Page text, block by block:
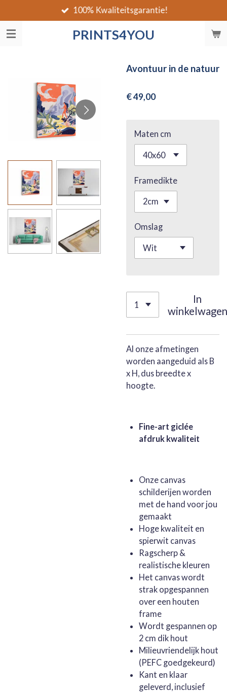
direct
naar
PRINTS4YOU
100% Kwaliteitsgarantie!
Avontuur in de natuur
€ 49,00
Maten cm
Framedikte
Omslag
In
winkelwagen
Al onze afmetingen
worden aangeduid als B
x H, dus breedte x
hoogte.
Fine-art giclée
afdruk kwaliteit
Onze canvas
schilderijen worden
met de hand voor jou
gemaakt
Hoge kwaliteit en
spierwit canvas
Ragscherp &
realistische kleuren
Het canvas wordt
strak opgespannen
over een houten
frame
Wordt gespannen op
2 cm dik hout
Milieuvriendelijk hout
(PEFC goedgekeurd)
Kant en klaar
geleverd, inclusief